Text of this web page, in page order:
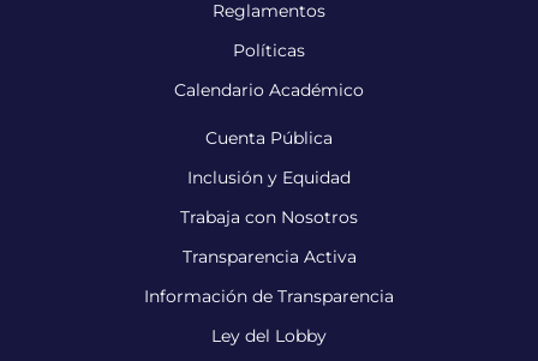
Reglamentos
Políticas
Calendario Académico
Cuenta Pública
Inclusión y Equidad
Trabaja con Nosotros
Transparencia Activa
Información de Transparencia
Ley del Lobby